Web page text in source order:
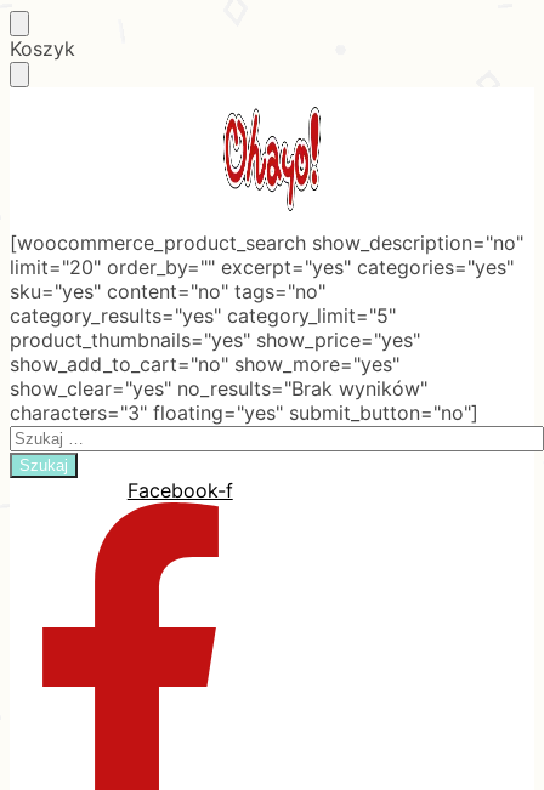
Skip
to
Skip
to
Koszyk
[woocommerce_product_search show_description="no"
limit="20" order_by="" excerpt="yes" categories="yes"
sku="yes" content="no" tags="no"
category_results="yes" category_limit="5"
product_thumbnails="yes" show_price="yes"
show_add_to_cart="no" show_more="yes"
show_clear="yes" no_results="Brak wyników"
characters="3" floating="yes" submit_button="no"]
Search
for:
Facebook-f